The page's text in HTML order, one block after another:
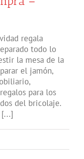
regala
todo lo
la mesa de la
el jamón,
para los
del bricolaje.